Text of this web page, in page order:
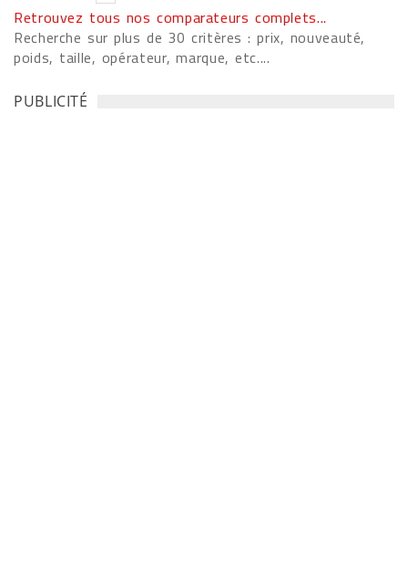
Retrouvez tous nos comparateurs complets...
Recherche sur plus de 30 critères : prix, nouveauté,
poids, taille, opérateur, marque, etc....
PUBLICITÉ